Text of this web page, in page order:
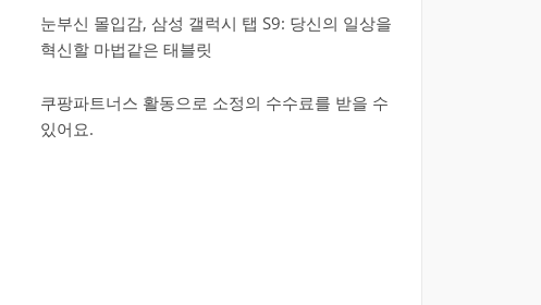
눈부신 몰입감, 삼성 갤럭시 탭 S9: 당신의 일상을
혁신할 마법같은 태블릿
쿠팡파트너스 활동으로 소정의 수수료를 받을 수
있어요.